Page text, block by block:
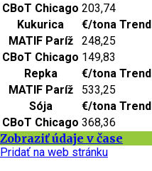
CBoT Chicago 203,74
Kukurica
€/tona Trend
MATIF Paríž
248,25
CBoT Chicago 149,83
Repka
€/tona Trend
MATIF Paríž
533,25
Sója
€/tona Trend
CBoT Chicago 368,36
Zobraziť údaje v čase
Pridať na web stránku